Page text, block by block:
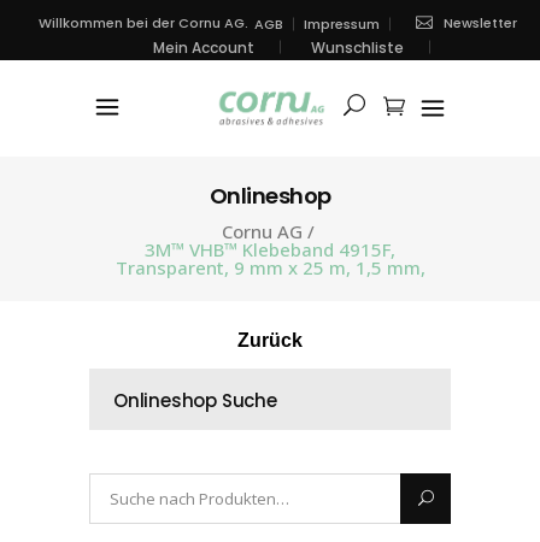
Willkommen bei der Cornu AG. AGB Impressum Newsletter
Mein Account Wunschliste
Onlineshop
Cornu AG /
3M™ VHB™ Klebeband 4915F,
Transparent, 9 mm x 25 m, 1,5 mm,
Zurück
Onlineshop Suche